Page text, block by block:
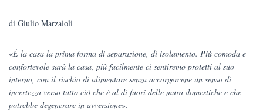
era:
€8.00.
è:
€7.60.
di Giulio Marzaioli
«È la casa la prima forma di separazione, di isolamento. Più comoda e
confortevole sarà la casa, più facilmente ci sentiremo protetti al suo
interno, con il rischio di alimentare senza accorgercene un senso di
incertezza verso tutto ciò che è al di fuori delle mura domestiche e che
potrebbe degenerare in avversione».